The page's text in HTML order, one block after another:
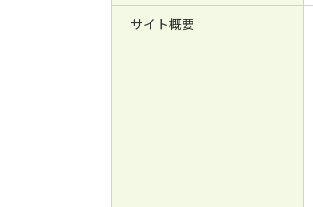
サイト概要